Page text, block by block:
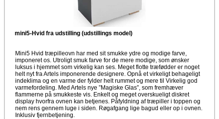
mini5-Hvid fra udstilling (udstillings model)
Mini5 Hvid træpilleovn har med sit smukke ydre og modige farve,
imponeret os. Utroligt smuk farve for de mere modige, som ønsker
luksus i hjemmet som virkelig kan ses. Meget flotte træfødder er noget
helt nyt fra Artels imponerende designere. Opnå et virkeligt behageligt
indeklima og en varme der fylder helt rummet og mere til Virkelig god
varmefordeling. Med Artels nye ”Magiske Glas”, som fremhæver
flammerne på smukkeste vis. Enkelt og meget overskueligt diskret
display hvorfra ovnen kan betjenes. Påfyldning af træpiller i toppen og
nem rens gennem luge i siden. Røgafgang lige bagud eller op i ovnen.
Inklusiv fjernbetjening.